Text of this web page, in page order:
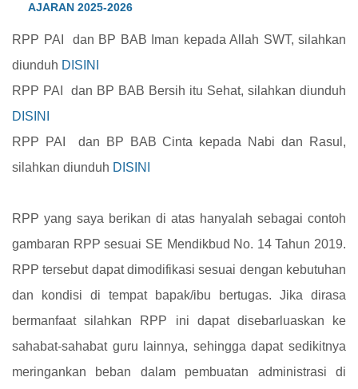
AJARAN 2025-2026
RPP PAI dan BP BAB Iman kepada Allah SWT, silahkan
diunduh DISINI
RPP PAI dan BP BAB Bersih itu Sehat, silahkan diunduh
DISINI
RPP PAI dan BP BABCinta kepada Nabi dan Rasul ,
silahkan diunduh DISINI
RPP yang saya berikan di atas hanyalah sebagai contoh
gambaran RPP sesuai SE Mendikbud No. 14 Tahun 2019.
RPP tersebut dapat dimodifikasi sesuai dengan kebutuhan
dan kondisi di tempat bapak/ibu bertugas. Jika dirasa
bermanfaat silahkan RPP ini dapat disebarluaskan ke
sahabat-sahabat guru lainnya, sehingga dapat sedikitnya
meringankan beban dalam pembuatan administrasi di